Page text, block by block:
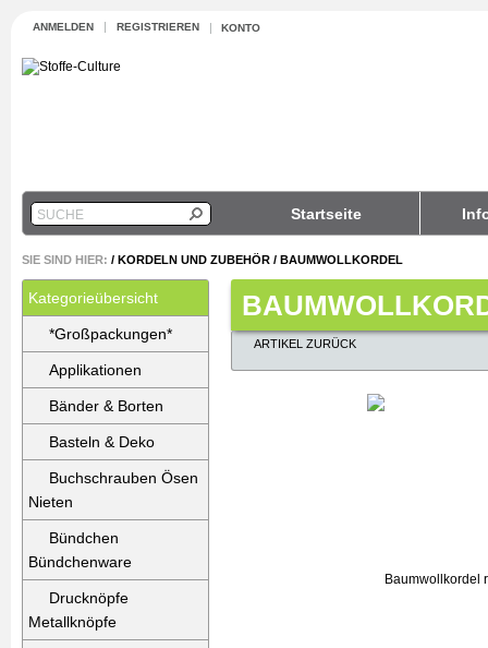
ANMELDEN REGISTRIEREN KONTO
Startseite
SUCHE
SIE SIND HIER: / KORDELN UND ZUBEHÖR / BAUMWOLLKORDEL
Kategorieübersicht
*Großpackungen*
Applikationen
Bänder & Borten
Basteln & Deko
Buchschrauben Ösen
Nieten
Bündchen
Bündchenware
Drucknöpfe
Metallknöpfe
ARTIKEL ZURÜCK